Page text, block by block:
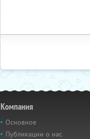
Компания
Основное
Публикации о нас